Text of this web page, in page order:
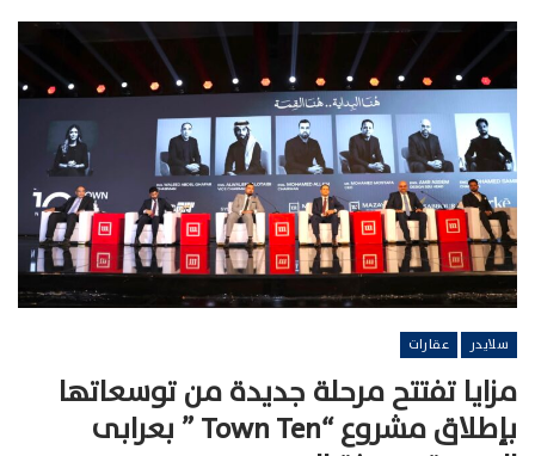
سلايدر عقارات
مزايا تفتتح مرحلة جديدة من توسعاتها
بإطلاق مشروع “Town Ten ” بعرابى